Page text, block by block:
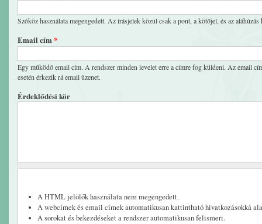
Szóköz használata megengedett. Az írásjelek közül csak a pont, a kötőjel, és az aláhúzás
Email cím*
Egy működő email cím. A rendszer minden levelet erre a címre fog küldeni. Az email
esetén érkezik rá email üzenet.
Érdeklődési kör
A HTML jelölők használata nem megengedett.
A webcímek és email címek automatikusan kattintható hivatkozásokká
A sorokat és bekezdéseket a rendszer automatikusan felismeri.